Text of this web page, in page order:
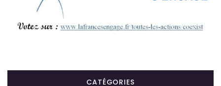
CATÉGORIES